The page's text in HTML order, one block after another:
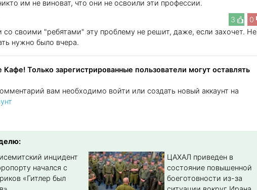
им не виноват, что они не освоили эти профессии.
3
0
своими "ребятами" эту проблему не решит, даже, если захочет. Не
нужно было вчера.
Только зарегистрированные пользователи могут оставлять
вам необходимо войти или создать новый аккаунт на
инцидент
начался с
«Гитлер был
ЦАХАЛ приведен в
состояние повышенной
боеготовности из-за